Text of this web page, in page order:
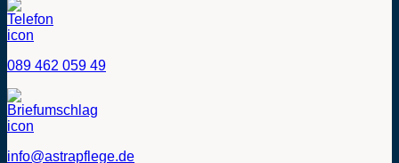
089 462 059 49
info@astrapflege.de